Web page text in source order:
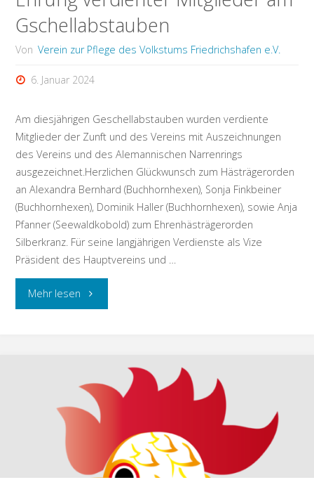
Bürgerball"
Gschellabstauben
Von Verein zur Pflege des Volkstums Friedrichshafen e.V.
6. Januar 2024
Am diesjährigen Geschellabstauben wurden verdiente
Mitglieder der Zunft und des Vereins mit Auszeichnungen
des Vereins und des Alemannischen Narrenrings
ausgezeichnet.Herzlichen Glückwunsch zum Hästrägerorden
an Alexandra Bernhard (Buchhornhexen), Sonja Finkbeiner
(Buchhornhexen), Dominik Haller (Buchhornhexen), sowie Anja
Pfanner (Seewaldkobold) zum Ehrenhästrägerorden
Silberkranz. Für seine langjährigen Verdienste als Vize
Präsident des Hauptvereins und …
Mehr lesen"Ehrung
am
Gschellabstauben"